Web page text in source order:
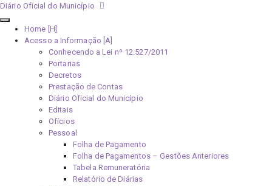
Diário Oficial do Município
Home [H]
Acesso a Informação [A]
Conhecendo a Lei nº 12.527/2011
Portarias
Decretos
Prestação de Contas
Diário Oficial do Município
Editais
Ofícios
Pessoal
Folha de Pagamento
Folha de Pagamentos – Gestões Anteriores
Tabela Remuneratória
Relatório de Diárias